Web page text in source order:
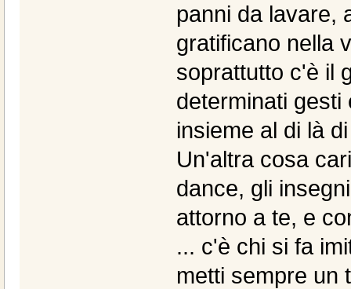
panni da lavare,
gratificano nella
soprattutto c'è il
determinati
insieme al di là
Un'altra cosa
dance, gli
attorno a te, e
... c'è chi si fa
metti sempre un